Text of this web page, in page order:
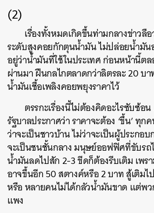
(2)
เรื่องทั้งหมดเกิดขึ้นท่ามกลางข่าวลือ
ระดับสูงคอยกักตุนน้ำมัน ไม่ปล่อยน้ำมัน
อยู่ว่าน้ำมันที่ใช้ในประเทศ ก่อนหน้านี้ต
ผ่านมา ฝืนกลไกตลาดกว่าลิตรละ 20 บ
น้ำมันเชื้อเพลิงคอยพยุงราคาไว้
ตรรกะเรื่องนี้ไม่ต้องคิดอะไรซับซ้อ
รัฐบาลประกาศว่า ราคาจะต้อง ‘ขึ้น’ ทุก
ว่าจะเป็นชาวบ้าน ไม่ว่าจะเป็นผู้ประกอบ
จะเป็นชนชั้นกลาง มนุษย์ออฟฟิศที่ขับรถ
น้ำมันลดไปสัก 2-3 ขีดก็ต้องรีบเติม เพร
อาจขึ้นอีก 50 สตางค์หรือ 2 บาท สู้เติม
หรือ หลายคนไม่ได้กลัวน้ำมันขาด แต่พ
แพง